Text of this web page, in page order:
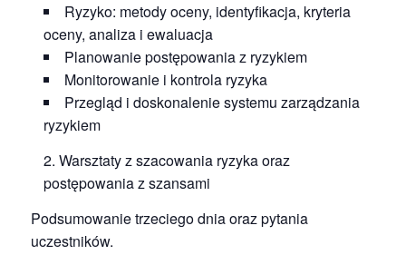
Ryzyko: metody oceny, identyfikacja, kryteria
oceny, analiza i ewaluacja
Planowanie postępowania z ryzykiem
Monitorowanie i kontrola ryzyka
Przegląd i doskonalenie systemu zarządzania
ryzykiem
Warsztaty z szacowania ryzyka oraz
postępowania z szansami
Podsumowanie trzeciego dnia oraz pytania
uczestników.